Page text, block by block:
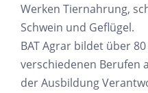
Werken Tiernahrung,
Schwein und Geflügel.
BAT Agrar bildet über
verschiedenen Berufen
der Ausbildung